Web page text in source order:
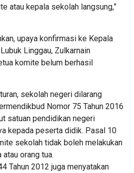
atau kepala sekolah langsung,”
upaya konfirmasi ke Kepala
Linggau, Zulkarnain
komite belum berhasil
sekolah negeri dilarang
Nomor 75 Tahun 2016
satuan pendidikan negeri
kepada peserta didik. Pasal 10
sekolah tidak boleh melakukan
orang tua.
Tahun 2012 juga menyatakan